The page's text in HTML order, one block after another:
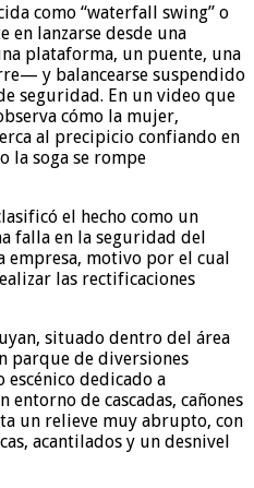
como “waterfall swing” o
en lanzarse desde una
plataforma, un puente, una
y balancearse suspendido
seguridad. En un video que
cómo la mujer,
al precipicio confiando en
la soga se rompe
el hecho como un
falla en la seguridad del
motivo por el cual
las rectificaciones
situado dentro del área
parque de diversiones
escénico dedicado a
de cascadas, cañones
un relieve muy abrupto, con
acantilados y un desnivel